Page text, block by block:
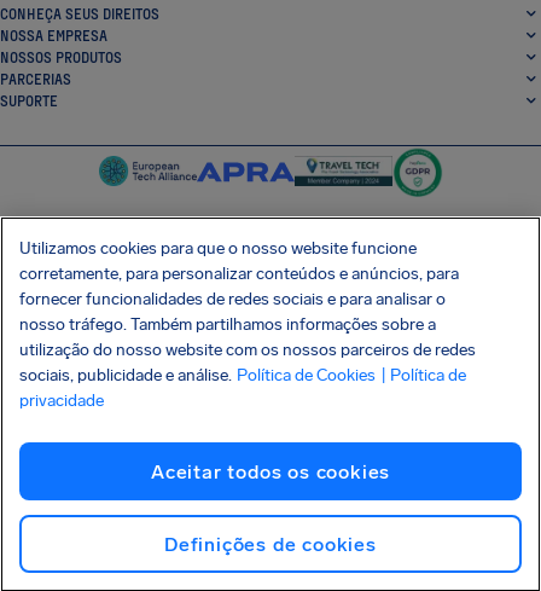
CONHEÇA SEUS DIREITOS
NOSSA EMPRESA
NOSSOS PRODUTOS
PARCERIAS
SUPORTE
SocialFacebook
SocialTwitter
SocialInstagram
SocialLinkedin
BAIXE GRÁTIS NOSSO APP
Política de Privacidade
Imprint
Ataque à cadeia de suprimentos Shai-Hulud
Copyright © 2026 AirHelp
Utilizamos cookies para que o nosso website funcione
corretamente, para personalizar conteúdos e anúncios, para
fornecer funcionalidades de redes sociais e para analisar o
nosso tráfego. Também partilhamos informações sobre a
utilização do nosso website com os nossos parceiros de redes
sociais, publicidade e análise. Política de Cookies
| Política de
privacidade
Aceitar todos os cookies
Definições de cookies